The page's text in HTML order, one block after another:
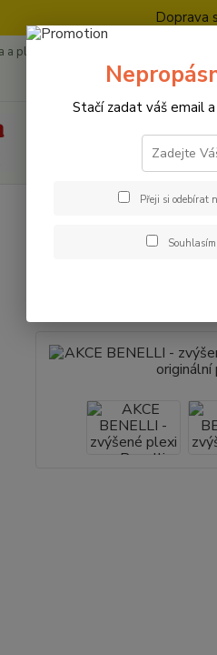
Doprava
platba
Stačí zadat váš email
Přeji si odebírat
Souhlasím